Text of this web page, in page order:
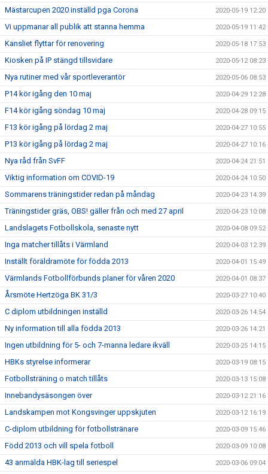
Mästarcupen 2020 inställd pga Corona 2020-05-19 12:20
Vi uppmanar all publik att stanna hemma 2020-05-19 11:42
Kansliet flyttar för renovering 2020-05-18 17:53
Kiosken på IP stängd tillsvidare 2020-05-12 08:23
Nya rutiner med vår sportleverantör 2020-05-06 08:53
P14 kör igång den 10 maj 2020-04-29 12:28
F14 kör igång söndag 10 maj 2020-04-28 09:15
F13 kör igång på lördag 2 maj 2020-04-27 10:55
P13 kör igång på lördag 2 maj 2020-04-27 10:16
Nya råd från SvFF 2020-04-24 21:51
Viktig information om COVID-19 2020-04-24 10:50
Sommarens träningstider redan på måndag 2020-04-23 14:39
Träningstider gräs, OBS! gäller från och med 27 april 2020-04-23 10:08
Landslagets Fotbollskola, senaste nytt 2020-04-08 09:52
Inga matcher tillåts i Värmland 2020-04-03 12:39
Inställt föräldramöte för födda 2013 2020-04-01 15:49
Värmlands Fotbollförbunds planer för våren 2020 2020-04-01 08:37
Årsmöte Hertzöga BK 31/3 2020-03-27 10:40
C diplom utbildningen inställd 2020-03-26 14:54
Ny information till alla födda 2013 2020-03-26 14:21
Ingen utbildning för 5- och 7-manna ledare ikväll 2020-03-25 14:15
HBKs styrelse informerar 2020-03-19 08:15
Fotbollsträning o match tillåts 2020-03-13 15:08
Innebandysäsongen över 2020-03-12 21:16
Landskampen mot Kongsvinger uppskjuten 2020-03-12 16:19
C-diplom utbildning för fotbollstränare 2020-03-09 15:46
Född 2013 och vill spela fotboll 2020-03-09 10:08
43 anmälda HBK-lag till seriespel 2020-03-06 09:04